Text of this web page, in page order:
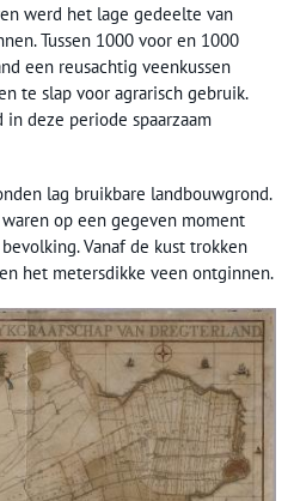
werd het lage gedeelte van
Tussen 1000 voor en 1000
een reusachtig veenkussen
te slap voor agrarisch gebruik.
deze periode spaarzaam
lag bruikbare landbouwgrond.
op een gegeven moment
Vanaf de kust trokken
het metersdikke veen ontginnen.